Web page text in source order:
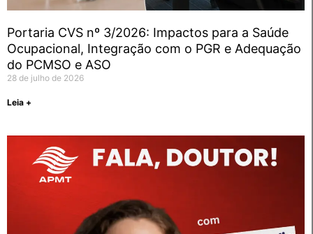
Portaria CVS nº 3/2026: Impactos para a Saúde
Ocupacional, Integração com o PGR e Adequação
do PCMSO e ASO
28 de julho de 2026
Leia +